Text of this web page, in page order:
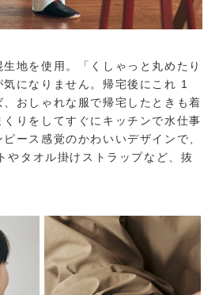
地を使用。「くしゃっと丸めたり
になりません。帰宅後にこれ 1
おしゃれな服で帰宅したときも着
りをしてすぐにキッチンで水仕事
ース感覚のかわいいデザインで、
やタオル掛けストラップなど、抜